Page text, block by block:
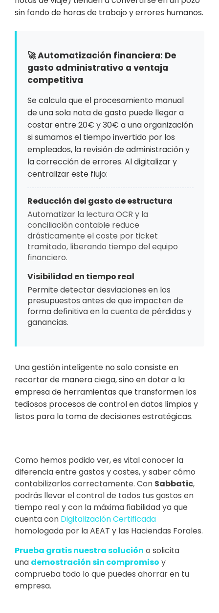
sin fondo de horas de trabajo y errores humanos.
🚀 Automatización financiera: De
gasto administrativo a ventaja
competitiva
Se calcula que el procesamiento manual
de una sola nota de gasto puede llegar a
costar entre 20€ y 30€ a una organización
si sumamos el tiempo invertido por los
empleados, la revisión de administración y
la corrección de errores. Al digitalizar y
centralizar este flujo:
Reducción del gasto de estructura
Automatizar la lectura OCR y la
conciliación contable reduce
drásticamente el coste por ticket
tramitado, liberando tiempo del equipo
financiero.
Visibilidad en tiempo real
Permite detectar desviaciones en los
presupuestos antes de que impacten de
forma definitiva en la cuenta de pérdidas y
ganancias.
Una gestión inteligente no solo consiste en
recortar de manera ciega, sino en dotar a la
empresa de herramientas que transformen los
tediosos procesos de control en datos limpios y
listos para la toma de decisiones estratégicas.
Como hemos podido ver, es vital conocer la
diferencia entre gastos y costes, y saber cómo
contabilizarlos correctamente. Con Sabbatic,
podrás llevar el control de todos tus gastos en
tiempo real y con la máxima fiabilidad ya que
cuenta con Digitalización Certificada
homologada por la AEAT y las Haciendas Forales.
Prueba gratis nuestra solución o solicita
una demostración sin compromiso y
comprueba todo lo que puedes ahorrar en tu
empresa.